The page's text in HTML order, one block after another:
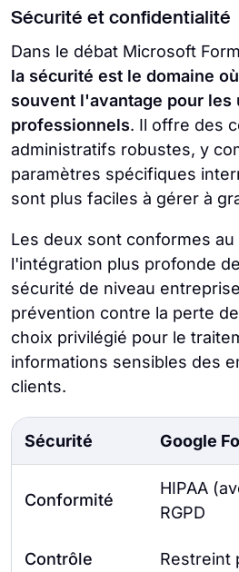
Sécurité et confidentialité
Dans le débat Microsoft
la sécurité est le domaine
souvent l'avantage pour les
professionnels. Il offre des
administratifs robustes, y
paramètres spécifiques
sont plus faciles à gérer à
Les deux sont conformes au
l'intégration plus profonde
sécurité de niveau
prévention contre la perte
choix privilégié pour le
informations sensibles des
clients.
Sécurité Google
Conformité
HIPAA
RGPD
Contrôle
Restreint